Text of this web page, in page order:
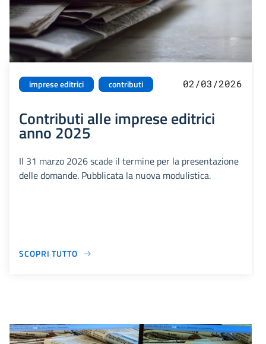
imprese editrici contributi 02/03/2026
Contributi alle imprese editrici
anno 2025
Il 31 marzo 2026 scade il termine per la presentazione
delle domande. Pubblicata la nuova modulistica.
SCOPRI TUTTO